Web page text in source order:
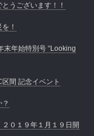
うございます！！
！
末年始特別号 “Looking
間 記念イベント
０１９年１月１９日開